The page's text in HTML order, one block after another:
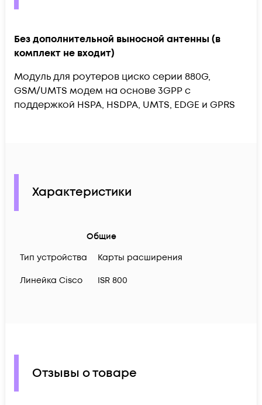
Без дополнительной выносной антенны (в
комплект не входит)
Модуль для роутеров циско серии 880G,
GSM/UMTS модем на основе 3GPP с
поддержкой HSPA, HSDPA, UMTS, EDGE и GPRS
Характеристики
Общие
Тип устройства
Карты расширения
Линейка Cisco ISR 800
Отзывы о товаре